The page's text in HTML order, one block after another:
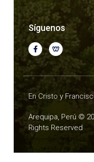
Síguenos
En Cristo y
Arequipa, Perú ©
Rights Reserved